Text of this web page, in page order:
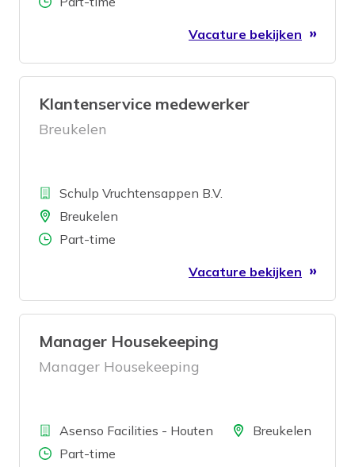
Vacature bekijken
Klantenservice medewerker
Breukelen
BedrijfSchulp Vruchtensappen B.V.
LocatieBreukelen
Aantal uren
Part-time
Vacature bekijken
Manager Housekeeping
Manager Housekeeping
BedrijfAsenso Facilities - Houten LocatieBreukelen
Aantal uren
Part-time